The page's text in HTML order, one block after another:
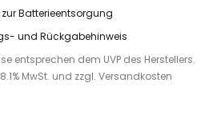
zur Batterieentsorgung
und Rückgabehinweis
entsprechen dem UVP des Herstellers.
MwSt. und zzgl. Versandkosten